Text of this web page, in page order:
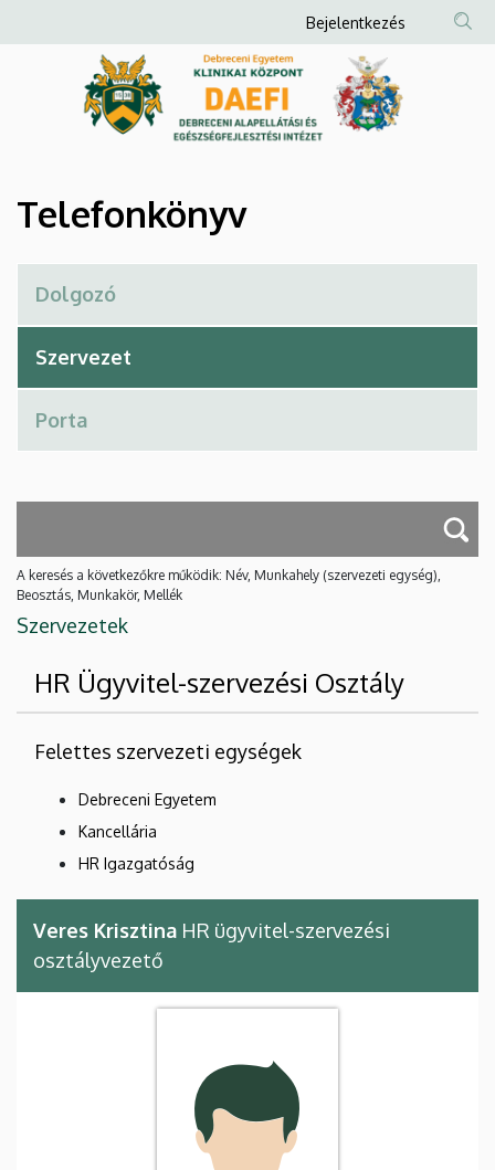
Debreceni
és
Egészségfejlesztési
Intézet
a
Anonim
Felhasználói
fiók
menüje
Bejelentkezés
Telefonkönyv
A keresés a következőkre működik: Név, Munkahely (szervezeti egység),
Beosztás, Munkakör, Mellék
Szervezetek
HR Ügyvitel-szervezési Osztály
Felettes szervezeti egységek
Debreceni Egyetem
Kancellária
HR Igazgatóság
Veres Krisztina HR ügyvitel-szervezési
osztályvezető